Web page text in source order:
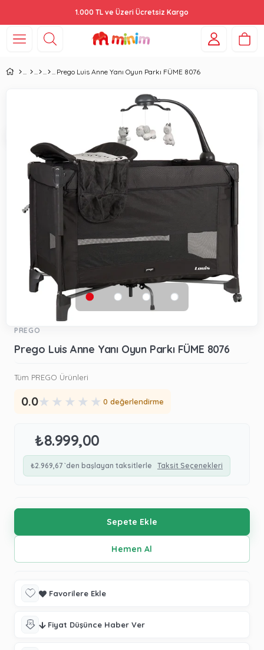
1.000 TL ve Üzeri Ücretsiz Kargo
Prego Luis Anne Yanı Oyun Parkı FÜME 8076
PREGO
Prego Luis Anne Yanı Oyun Parkı FÜME 8076
Tüm PREGO Ürünleri
0.0★ ★ ★ ★ ★ 0 değerlendirme
₺8.999,00
₺2.969,67 `den başlayan taksitlerle Taksit Seçenekleri
Favorilere Ekle
Fiyat Düşünce Haber Ver